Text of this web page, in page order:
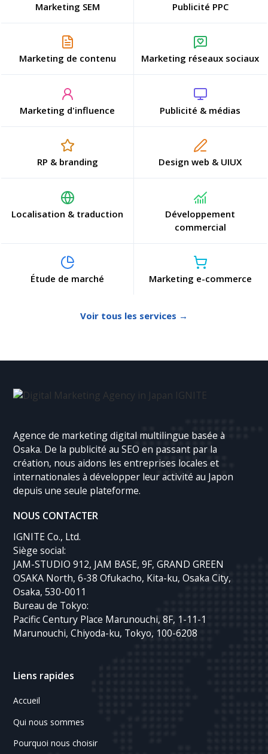
Marketing SEM Publicité PPC
Marketing de contenu Marketing réseaux sociaux
Marketing d'influence Publicité & médias
RP & branding Design web & UIUX
Localisation & traduction
Développement
commercial
Étude de marché Marketing e-commerce
Voir tous les services →
Agence de marketing digital multilingue basée à
Osaka. De la publicité au SEO en passant par la
création, nous aidons les entreprises locales et
internationales à développer leur activité au Japon
depuis une seule plateforme.
NOUS CONTACTER
IGNITE Co., Ltd.
Siège social:
JAM-STUDIO 912, JAM BASE, 9F, GRAND GREEN
OSAKA North, 6-38 Ofukacho, Kita-ku, Osaka City,
Osaka, 530-0011
Bureau de Tokyo:
Pacific Century Place Marunouchi, 8F, 1-11-1
Marunouchi, Chiyoda-ku, Tokyo, 100-6208
Liens rapides
Accueil
Qui nous sommes
Pourquoi nous choisir